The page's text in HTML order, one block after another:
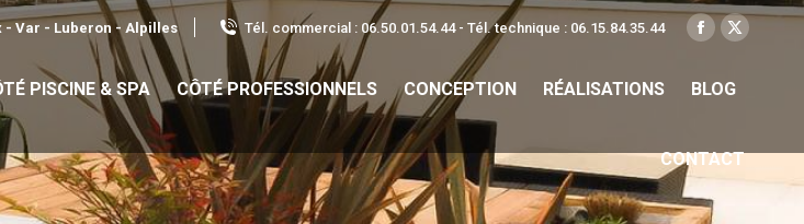
- Var - Luberon - Alpilles Tél. commercial : 06.50.01.54.44 - Tél. technique : 06.15.84.35.44
La
Facebook
dans
une
nouvelle
La
X
dans
une
PISCINE & SPA CÔTÉ PROFESSIONNELS CONCEPTION RÉALISATIONS BLOG
CONTACT